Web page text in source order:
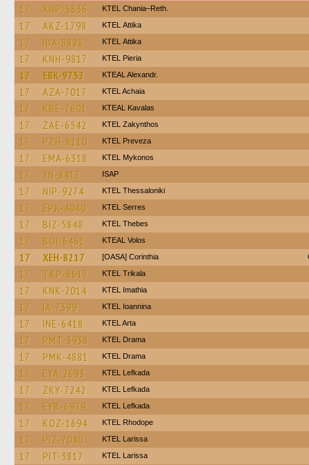
17 XNP-5636 KTEL Chania–Reth.
17 AKZ-1798 KΤΕL Αttika
17 IBA-8828 KΤΕL Αttika
17 KNH-9817 KTEL Pieria
17 EBK-9752 KTEAL Alexandr.
17 AZA-7017 KTEL Achaia
17 KBE-7601 KTEAL Kavalas
17 ZAE-6542 KTEL Zakynthos
17 PZH-8110 KTEL Preveza
17 EMA-6318 KTEL Mykonos
17 YN-8417 ISAP
17 NIP-9274 KTEL Thessaloniki
17 EPK-4040 KTEL Serres
17 BIZ-5848 KTEL Thebes
17 BOI-6461 KTEAL Volos
17 XEH-8217 [OASA] Corinthia
17 TKP-6617 ΚΤΕL Τrikala
17 KNK-2014 KTEL Imathia
17 IA-7399 KTEL Ioannina
17 INE-6418 KTEL Arta
17 PMT-3938 KTEL Drama
17 PMK-4881 KTEL Drama
17 EYA-2693 KTEL Lefkada
17 ZKY-7242 KTEL Lefkada
17 EYB-6979 KTEL Lefkada
17 KOZ-1694 KTEL Rhodope
17 PIZ-7040 KTEL Larissa
17 PIT-3817 KTEL Larissa